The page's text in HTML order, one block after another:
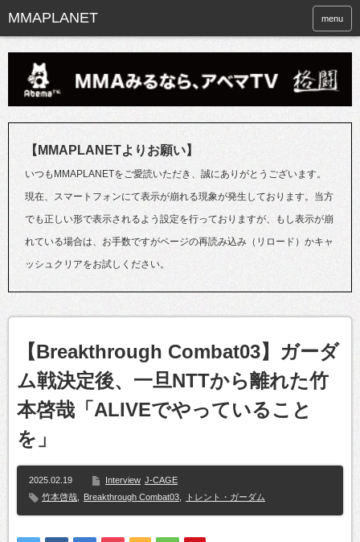
menu
【MMAPLANETよりお願い】
いつもMMAPLANETをご愛読いただき、誠にありがとうございます。
現在、スマートフォンにて表示が崩れる現象が発生しております。当方
でも正しい形で表示されるよう設定を行っておりますが、もし表示が崩
れている場合は、お手数ですがページの再読み込み（リロード）かキャ
ッシュクリアをお試しください。
【Breakthrough Combat03】ガーダ
ム戦決定後、一旦NTTから離れた竹
本啓哉「ALIVEでやっていること
を」
2025.02.19 Interview J-CAGE
竹本啓哉
Breakthrough Combat03 トレント・ガーダム